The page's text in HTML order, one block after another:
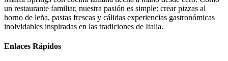
un restaurante familiar, nuestra pasión es simple: crear pizzas al
horno de leña, pastas frescas y cálidas experiencias gastronómicas
inolvidables inspiradas en las tradiciones de Italia.
Enlaces Rápidos